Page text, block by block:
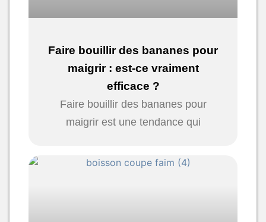
Faire bouillir des bananes pour
maigrir : est-ce vraiment
efficace ?
Faire bouillir des bananes pour
maigrir est une tendance qui